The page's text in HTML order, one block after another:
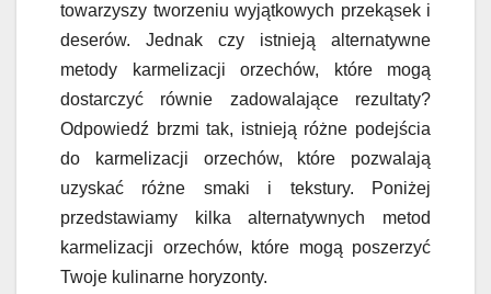
towarzyszy tworzeniu wyjątkowych przekąsek i
deserów. Jednak czy istnieją alternatywne
metody karmelizacji orzechów, które mogą
dostarczyć równie zadowalające rezultaty?
Odpowiedź brzmi tak, istnieją różne podejścia
do karmelizacji orzechów, które pozwalają
uzyskać różne smaki i tekstury. Poniżej
przedstawiamy kilka alternatywnych metod
karmelizacji orzechów, które mogą poszerzyć
Twoje kulinarne horyzonty.